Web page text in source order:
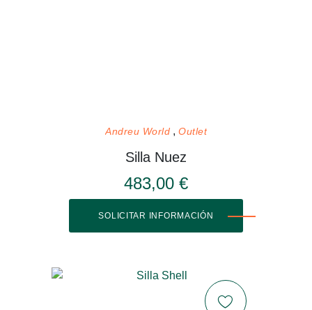
Andreu World Outlet
Silla Nuez
483,00 €
SOLICITAR INFORMACIÓN